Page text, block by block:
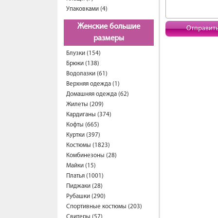
Упаковками (4)
Женские большие
размеры
Блузки (154)
Брюки (138)
Водолазки (61)
Верхняя одежда (1)
Домашняя одежда (62)
Жилеты (209)
Кардиганы (374)
Кофты (665)
Куртки (397)
Костюмы (1823)
Комбинезоны (28)
Майки (15)
Платья (1001)
Пиджаки (28)
Рубашки (290)
Спортивные костюмы (203)